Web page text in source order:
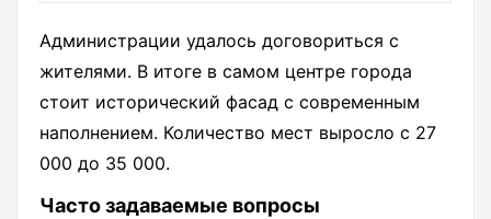
Администрации удалось договориться с
жителями. В итоге в самом центре города
стоит исторический фасад с современным
наполнением. Количество мест выросло с 27
000 до 35 000.
Часто задаваемые вопросы